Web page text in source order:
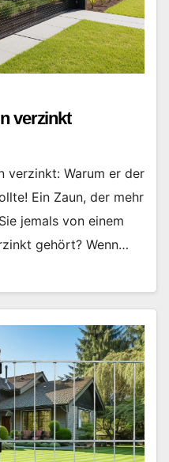
verzinkt
verzinkt: Warum er der
Ein Zaun, der mehr
jemals von einem
gehört? Wenn…